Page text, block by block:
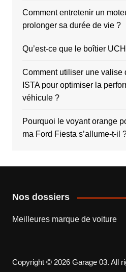
Comment entretenir un
prolonger sa durée de vie ?
Qu’est-ce que le boîtier
Comment utiliser une valise
ISTA pour optimiser la
véhicule ?
Pourquoi le voyant orange
ma Ford Fiesta s’allume-t-il
Nos dossiers
Meilleures marque de voiture
Copyright © 2026 Garage 03. All